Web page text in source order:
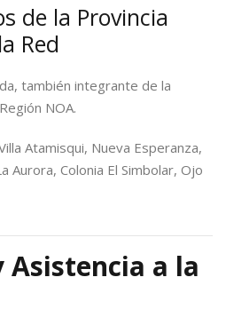
de la Provincia
Red
también integrante de la
NOA.
Atamisqui, Nueva Esperanza,
Aurora, Colonia El Simbolar, Ojo
Asistencia a la